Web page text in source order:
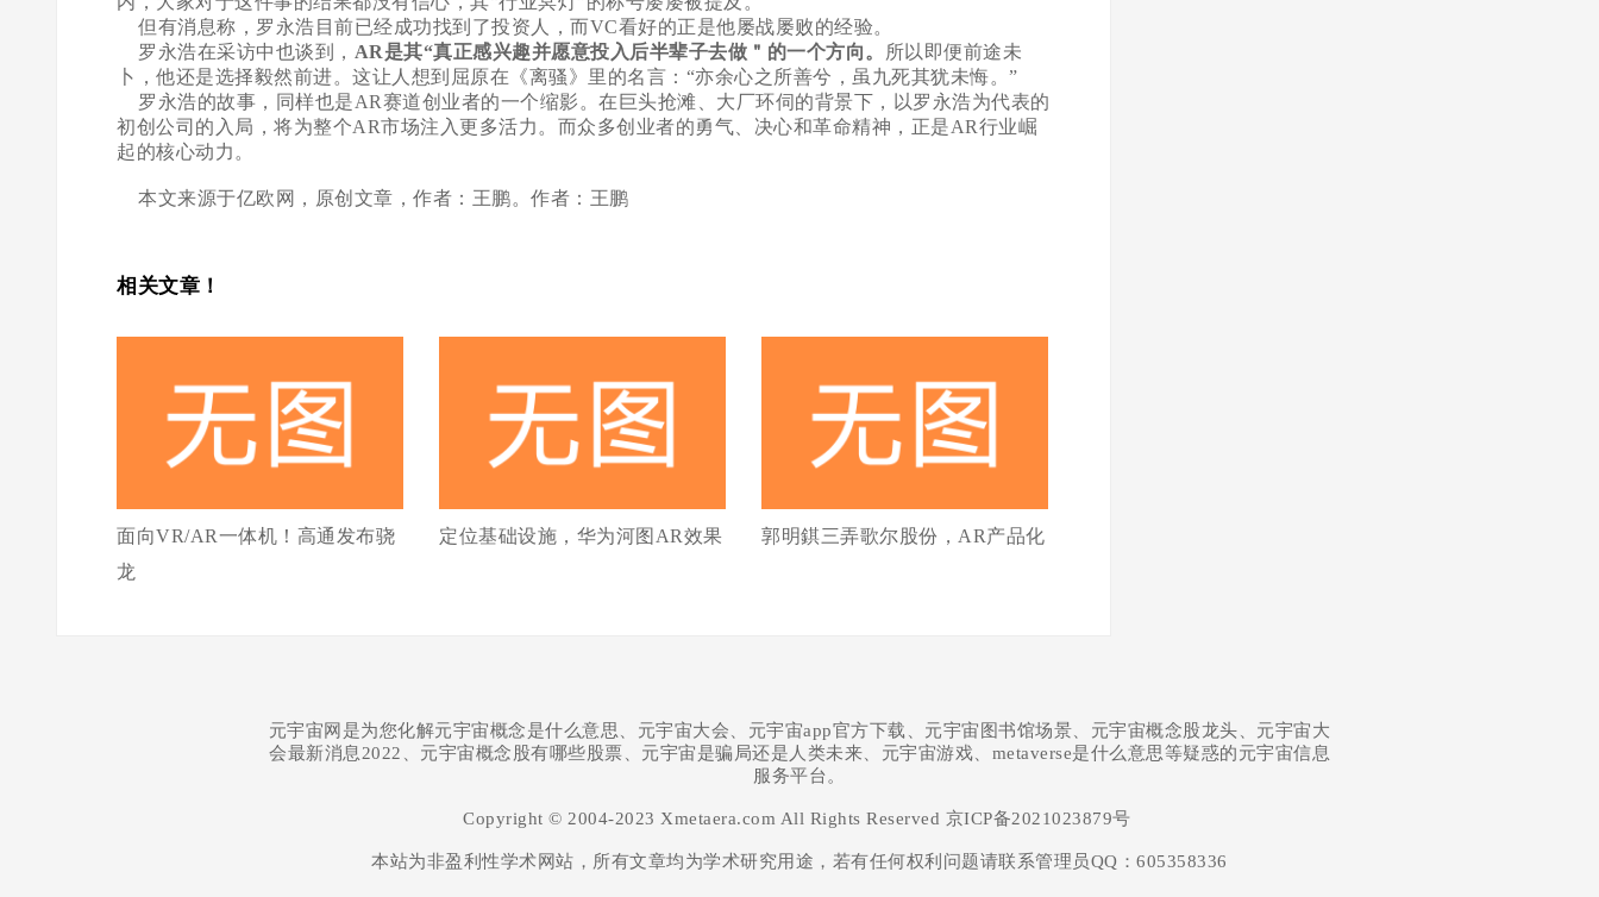
但有消息称，罗永浩目前已经成功找到了投资人，而VC看好的正是他屡战屡败的经验。
罗永浩在采访中也谈到， AR是其“真正感兴趣并愿意投入后半辈子去做＂的一个方向。
所以即便前途未
卜，他还是选择毅然前进。这让人想到屈原在《离骚》里的名言：“亦余心之所善兮，虽九死其犹未悔。”
罗永浩的故事，同样也是AR赛道创业者的一个缩影。在巨头抢滩、大厂环伺的背景下，以罗永浩为代表的
初创公司的入局，将为整个AR市场注入更多活力。而众多创业者的勇气、决心和革命精神，正是AR行业崛
起的核心动力。
本文来源于亿欧网，原创文章，作者：王鹏。作者：王鹏
相关文章！
面向VR/AR一体机！高通发布骁
龙
定位基础设施，华为河图AR效果 郭明錤三弄歌尔股份，AR产品化
元宇宙网是为您化解元宇宙概念是什么意思、元宇宙大会、元宇宙app官方下载、元宇宙图书馆场景、元宇宙概念股龙头、元宇宙大
会最新消息2022、元宇宙概念股有哪些股票、元宇宙是骗局还是人类未来、元宇宙游戏、metaverse是什么意思等疑惑的元宇宙信息
服务平台。
Copyright © 2004-2023 Xmetaera.com All Rights Reserved 京ICP备2021023879号
本站为非盈利性学术网站，所有文章均为学术研究用途，若有任何权利问题请联系管理员QQ：605358336